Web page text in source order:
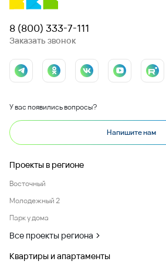
8 (800) 333-7-111
Заказать звонок
У вас появились вопросы?
Напишите нам
Проекты в регионе
Восточный
Молодежный 2
Парк у дома
Все проекты региона
Квартиры и апартаменты